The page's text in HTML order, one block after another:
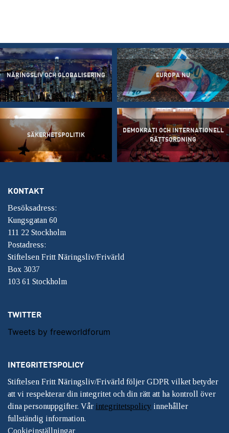
NÄRINGSLIV OCH GLOBALISERING EUROPA NU
SÄKERHETSPOLITIK
DEMOKRATI OCH INTERNATIONELL
RÄTTSORDNING
KONTAKT
Besöksadress:
Kungsgatan 60
111 22 Stockholm
Postadress:
Stiftelsen Fritt Näringsliv/Frivärld
Box 3037
103 61 Stockholm
TWITTER
Tweets by freeworldforum
INTEGRITETSPOLICY
Stiftelsen Fritt Näringsliv/Frivärld följer GDPR vilket betyder
att vi respekterar din integritet och din rätt att ha kontroll över
dina personuppgifter. Vår integritetspolicy innehåller
fullständig information.
Cookieinställningar